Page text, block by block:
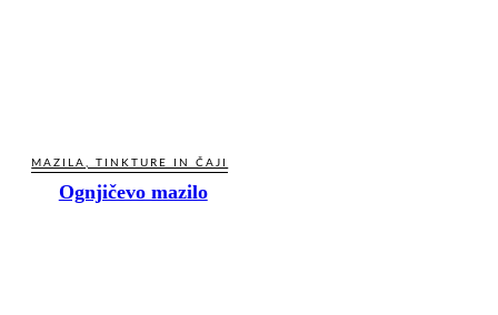
MAZILA, TINKTURE IN ČAJI
Ognjičevo mazilo